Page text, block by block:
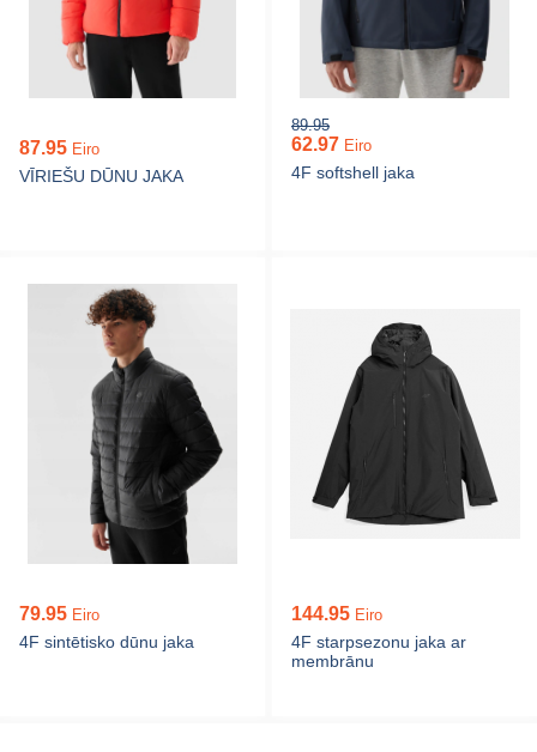
87.95 Eiro
VĪRIEŠU DŪNU JAKA
89.95
62.97 Eiro
4F softshell jaka
79.95 Eiro
4F sintētisko dūnu jaka
144.95 Eiro
4F starpsezonu jaka ar
membrānu